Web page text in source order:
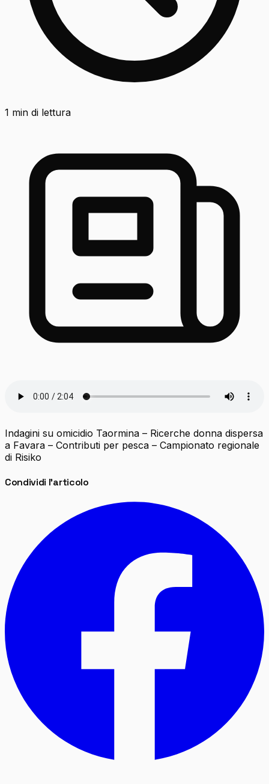
1 min di lettura
Indagini su omicidio Taormina – Ricerche donna dispersa
a Favara – Contributi per pesca – Campionato regionale
di Risiko
Condividi l'articolo